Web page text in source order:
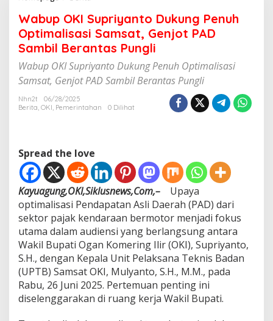
b
u
O
K
I
S
p
a
n
o
D
u
k
u
g
P
e
n
h
Wabup OKI Supriyanto Dukung Penuh
Optimalisasi Samsat, Genjot PAD
Sambil Berantas Pungli
Wabup OKI Supriyanto Dukung Penuh Optimalisasi
Samsat, Genjot PAD Sambil Berantas Pungli
Nhn2t
06/28/2025
Berita, OKI, Pemerintahan 0 Dilihat
Spread the love
Kayuagung,OKI,Siklusnews,Com,–
Upaya
optimalisasi Pendapatan Asli Daerah (PAD) dari
sektor pajak kendaraan bermotor menjadi fokus
utama dalam audiensi yang berlangsung antara
Wakil Bupati Ogan Komering Ilir (OKI), Supriyanto,
S.H., dengan Kepala Unit Pelaksana Teknis Badan
(UPTB) Samsat OKI, Mulyanto, S.H., M.M., pada
Rabu, 26 Juni 2025. Pertemuan penting ini
diselenggarakan di ruang kerja Wakil Bupati.